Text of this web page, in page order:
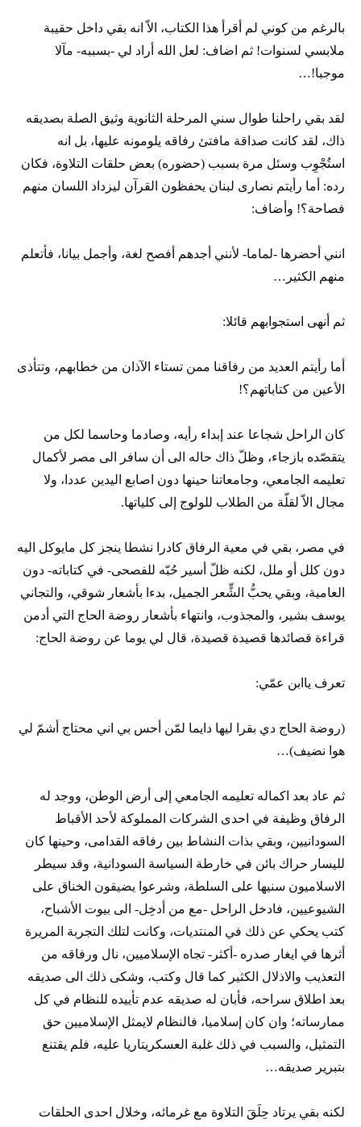
بالرغم من كوني لم أقرأ هذا الكتاب، الاّ انه بقي داخل حقيبة
ملابسي لسنوات! ثم اضاف: لعل الله أراد لي -بسببه- مآلا
موجبا!…
لقد بقي راحلنا طوال سني المرحلة الثانوية وثيق الصلة بصديقه
ذاك، لقد كانت صداقة مافتئ رفاقه يلومونه عليها، بل انه
استُجْوِب وسئل مرة بسبب (حضوره) بعض حلقات التلاوة، فكان
رده: أما رأيتم نصارى لبنان يحفظون القرآن ليزداد اللسان منهم
فصاحة؟! وأضاف:
انني أحضرها -لماما- لأنني أجدهم أفصح لغة، وأجمل بيانا، فأتعلم
منهم الكثير…
ثم أنهى استجوابهم قائلا:
أما رأيتم العديد من رفاقنا ممن تستاء الآذان من خطابهم، وتتأذى
الأعين من كتاباتهم؟!
كان الراحل شجاعا عند إبداء رأيه، وصادما وحاسما لكل من
يتقصّده بازجاء، وظلّ ذاك حاله الى أن سافر الى مصر لأكمال
تعليمه الجامعي، وجامعاتنا حينها دون اصابع اليدين عددا، ولا
مجال الاّ لقلّة من الطلاب للولوج إلى كلياتها.
في مصر، بقي في معية الرفاق كادرا نشطا ينجز كل مايوكل اليه
دون كلل أو ملل، لكنه ظلّ أسير حُبّه للفصحى- في كتاباته- دون
العامية، وبقي يحبُّ الشٍّعر الجميل، بدءا بأشعار شوقي، والتجاني
يوسف بشير، والمجذوب، وانتهاء بأشعار روضة الحاج التي أدمن
قراءة قصائدها قصيدة قصيدة، قال لي يوما عن روضة الحاج:
تعرف ياابن عمّي:
(روضة الحاج دي بقرا ليها دايما لمّن أحس بي اني محتاج أشمّ لي
هوا نضيف)…
ثم عاد بعد اكماله تعليمه الجامعي إلى أرض الوطن، ووجد له
الرفاق وظيفة في احدى الشركات المملوكة لأحد الأقباط
السودانيين، وبقي بذات النشاط بين رفاقه القدامى، وحينها كان
لليسار حراك بائن في خارطة السياسة السودانية، وقد سيطر
الاسلاميون سنيها على السلطة، وشرعوا يضيقون الخناق على
الشيوعيين، فادخل الراحل -مع من أدخِل- الى بيوت الأشباح،
كتب يحكي عن ذلك في المنتديات، وكانت لتلك التجربة المريرة
أثرها في ايغار صدره -أكثر- تجاه الإسلاميين، نال ورفاقه من
التعذيب والاذلال الكثير كما قال وكتب، وشكى ذلك الى صديقه
بعد اطلاق سراحه، فأبان له صديقه عدم تأييده للنظام في كل
ممارساته؛ وان كان إسلاميا، فالنظام لايمثل الإسلاميين حق
التمثيل، والسبب في ذلك غلبة العسكريتاريا عليه، فلم يقتنع
بتبرير صديقه…
لكنه بقي يرتاد حِلَقَ التلاوة مع غرمائه، وخلال احدى الحلقات